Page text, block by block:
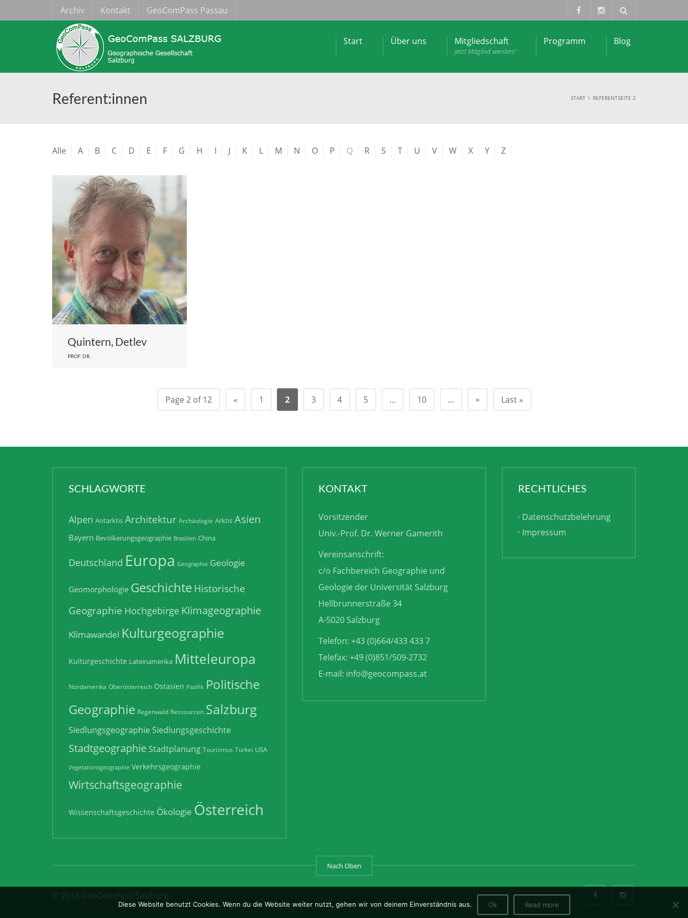
Archiv Kontakt GeoComPass Passau
Start Über uns Mitgliedschaft
Jetzt Mitglied werden!
Programm Blog
Referent:innen START REFERENTSEITE 2
Alle A B C D E F G H I J K L M N O P Q R S T U V W X Y Z
Quintern, Detlev
PROF. DR.
Page 2 of 12 « 1 2 3 4 5 ... 10 ... » Last »
SCHLAGWORTE
Alpen Antarktis Architektur Archäologie Arktis Asien
Bayern Bevölkerungsgeographie Brasilien China
Deutschland Europa Geographie Geologie
Geomorphologie GeschichteHistorische
Geographie Hochgebirge Klimageographie
Klimawandel Kulturgeographie
Kulturgeschichte Lateinamerika Mitteleuropa
Nordamerika Oberösterreich Ostasien Pazifik Politische
Geographie Regenwald Ressourcen Salzburg
Siedlungsgeographie Siedlungsgeschichte
Stadtgeographie Stadtplanung Tourismus Türkei USA
Vegetationsgeographie Verkehrsgeographie
Wirtschaftsgeographie
Wissenschaftsgeschichte Ökologie Österreich
KONTAKT
Vorsitzender
Univ.-Prof. Dr. Werner Gamerith
Vereinsanschrift:
c/o Fachbereich Geographie und
Geologie der Universität Salzburg
Hellbrunnerstraße 34
A-5020 Salzburg
Telefon: +43 (0)664/433 433 7
Telefax: +49 (0)851/509-2732
E-mail: info@geocompass.at
RECHTLICHES
Datenschutzbelehrung
Impressum
Nach Oben
© 2018 GeoComPass Salzburg
Diese Website benutzt Cookies. Wenn du die Website weiter nutzt, gehen wir von deinem Einverständnis aus. Ok Read more